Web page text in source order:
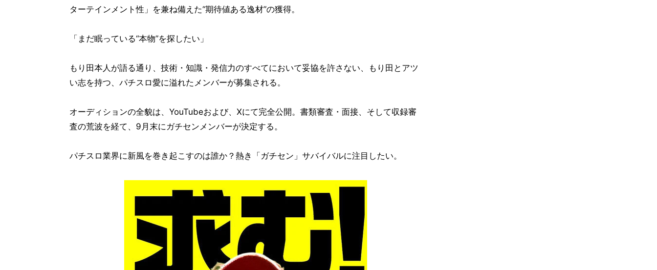
ターテインメント性」を兼ね備えた“期待値ある逸材”の獲得。
「まだ眠っている“本物”を探したい」
もり田本人が語る通り、技術・知識・発信力のすべてにおいて妥協を許さない、もり田とアツ
い志を持つ、パチスロ愛に溢れたメンバーが募集される。
オーディションの全貌は、YouTubeおよび、Xにて完全公開。書類審査・面接、そして収録審
査の荒波を経て、9月末にガチセンメンバーが決定する。
パチスロ業界に新風を巻き起こすのは誰か？熱き「ガチセン」サバイバルに注目したい。